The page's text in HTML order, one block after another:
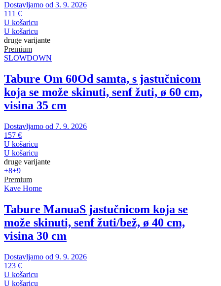
Dostavljamo od 3. 9. 2026
111 €
U košaricu
U košaricu
druge varijante
Premium
SLOWDOWN
Tabure Om 60Od samta, s jastučnicom
koja se može skinuti, senf žuti, ø 60 cm,
visina 35 cm
Dostavljamo od 7. 9. 2026
157 €
U košaricu
U košaricu
druge varijante
+8+9
Premium
Kave Home
Tabure ManuaS jastučnicom koja se
može skinuti, senf žuti/bež, ø 40 cm,
visina 30 cm
Dostavljamo od 9. 9. 2026
123 €
U košaricu
U košaricu